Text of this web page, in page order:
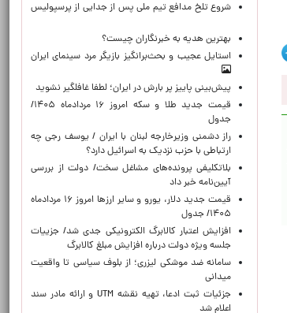
شروع تلخ مدافع تیم ملی پس از جدایی از پرسپولیس
بهترین هدیه به خبرنگاران چیست؟
استایل عجیب و بحث‌برانگیز بازیگر مرد سینمای ایران
پیش‌بینی پاییز پر بارش در ایران؛ لطفا غافلگیر نشوید
قیمت جدید طلا و سکه امروز ۱۶ مردادماه ۱۴۰۵/
جدول
راز دشمنی وزیرخارجه لبنان با ایران / یوسف رجی چه
ارتباطی با حزب نزدیک به اسرائیل دارد؟
بلاتکلیفی پرونده‌های مشاغل سخت/ دولت از بررسی
آیین‌نامه خبر داد
قیمت جدید دلار، یورو و سایر ارزها امروز ۱۶ مردادماه
۱۴۰۵/ جدول
افزایش اعتبار کالابرگ الکترونیکی جدی شد/ جزییات
جلسه ویژه دولت درباره افزایش مبلغ کالابرگ
سامانه ضد موشکی لیزری؛ از بلوف سیاسی تا واقعیت
میدانی
جزئیات ثبت ادعا، تهیه نقشه UTM و ارائه مادر سند
اعلام شد